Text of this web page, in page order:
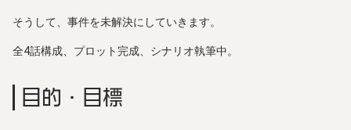
そうして、事件を未解決にしていきます。
全4話構成、プロット完成、シナリオ執筆中。
目的・目標